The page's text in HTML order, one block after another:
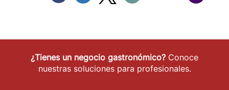
¿Tienes un negocio gastronómico? Conoce
nuestras soluciones para profesionales.